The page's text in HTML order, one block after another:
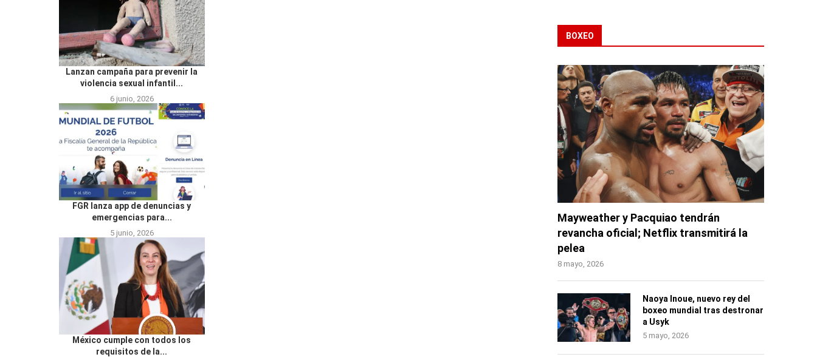
Lanzan campaña para prevenir la
violencia sexual infantil...
6 junio, 2026
FGR lanza app de denuncias y
emergencias para...
5 junio, 2026
México cumple con todos los
requisitos de la...
BOXEO
Mayweather y Pacquiao tendrán
revancha oficial; Netflix transmitirá la
pelea
8 mayo, 2026
Naoya Inoue, nuevo rey del
boxeo mundial tras destronar
a Usyk
5 mayo, 2026